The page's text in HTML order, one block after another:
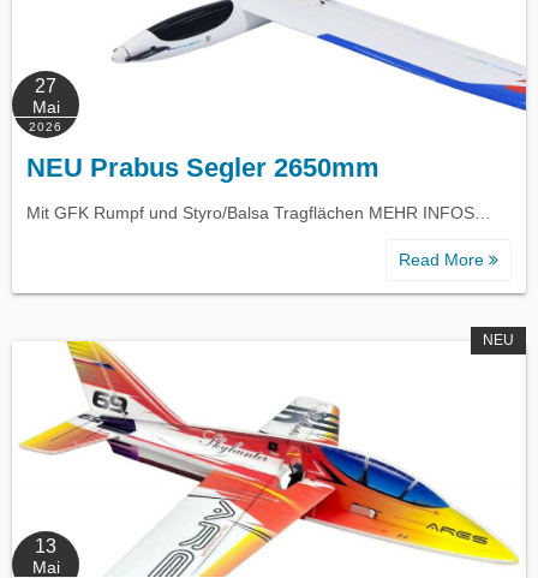
27
Mai
2026
NEU Prabus Segler 2650mm
Mit GFK Rumpf und Styro/Balsa Tragflächen MEHR INFOS…
Read More
NEU
13
Mai